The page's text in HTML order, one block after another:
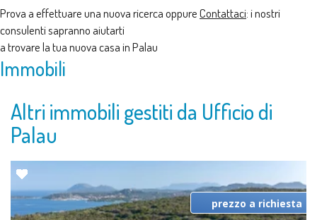
Prova a effettuare una nuova ricerca oppureContattaci: i nostri
consulenti sapranno aiutarti
a trovare la tua nuova casa in Palau
Immobili
Altri immobili gestiti da Ufficio di
Palau
prezzo a richiesta